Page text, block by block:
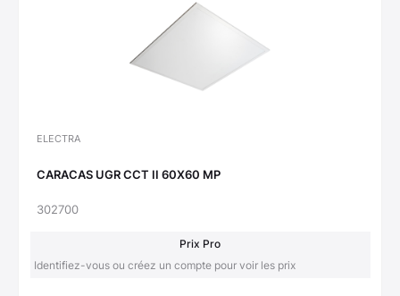
ELECTRA
CARACAS UGR CCT II 60X60 MP
302700
Prix Pro
Identifiez-vous ou créez un compte pour voir les prix